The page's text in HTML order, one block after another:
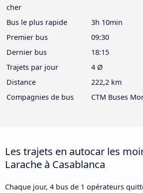
cher
Bus le plus rapide
3h 10min
Premier bus
09:30
Dernier bus
18:15
Trajets par jour
4 Ø
Distance
222,2 km
Compagnies de bus
CTM Buses
Les trajets en autocar les
Larache à Casablanca
Chaque jour, 4 bus de 1 opérateurs